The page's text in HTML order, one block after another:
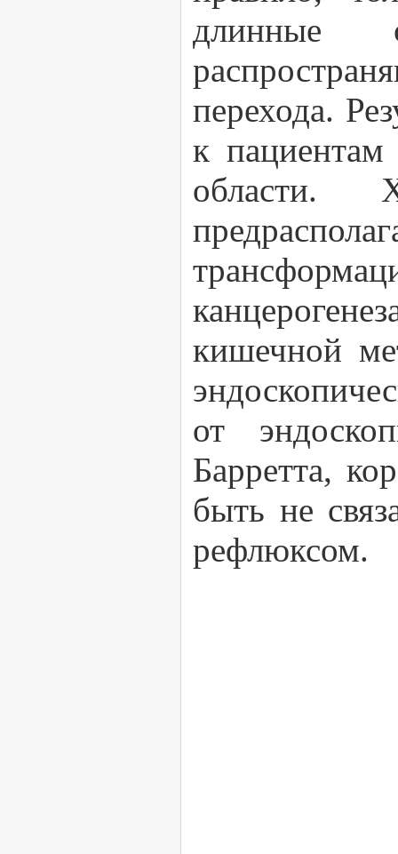
длинные
перехода.
к пациентам
области.
кишечной
от
Барретта,
быть не
рефлюксом.